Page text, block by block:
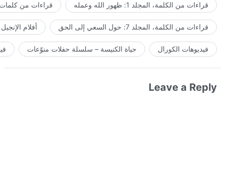
قراءات من الكلمة، المجلد 1: ظهور الله وعمله قراءات من كلمات
قراءات من الكلمة، المجلد 7: حول السعي إلى الحق أفلام الإنجيل
فيديوهات الكورال حياة الكنيسة – سلسلة حفلات منوّعات
Leave a Reply